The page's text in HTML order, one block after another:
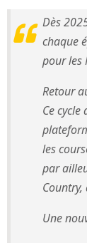
Dès
chaque
pour les
Retour
Ce
les
par
Une